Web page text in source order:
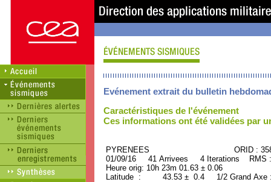
Evénement extrait du bulletin
Caractéristiques de l'événement
Ces informations ont été validées par
PYRENEES ORID :
01/09/16 41 Arrivees 4 Iterations RMS
Heure orig: 10h 23m 01.63 ± 0.06
Latitude : 43.53 ± 0.4 1/2 Grand